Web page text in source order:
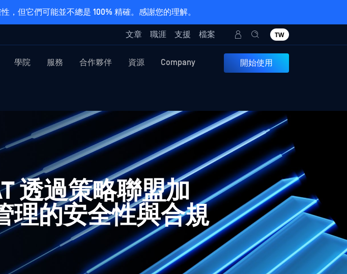
，但它們可能並不總是 100% 精確。感謝您的理解。
文章 職涯 支援 檔案 TW
學院 服務 合作夥伴 資源 Company 開始使用
透過策略聯盟加
理的安全性與合規